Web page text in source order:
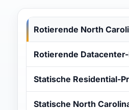
Rotierende North
Rotierende
Statische Residential-
Statische North